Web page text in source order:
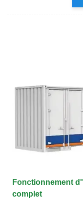
Fonctionnement
complet